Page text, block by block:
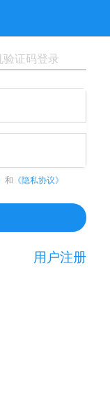
验证码登录
和 《隐私协议》
用户注册